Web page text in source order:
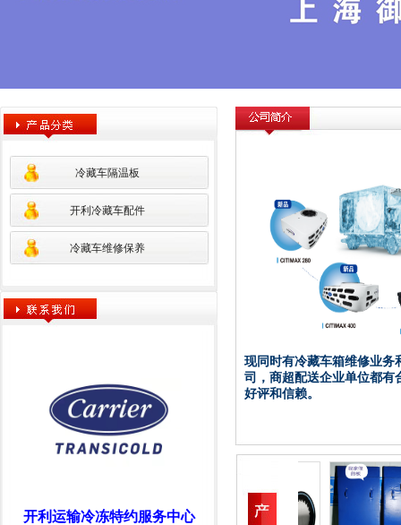
冷藏车隔温板
开利冷藏车配件
冷藏车维修保养
开利运输冷冻特约服务中心
现同时有冷藏车箱维修业务
司，商超配送企业单位都有
好评和信赖。